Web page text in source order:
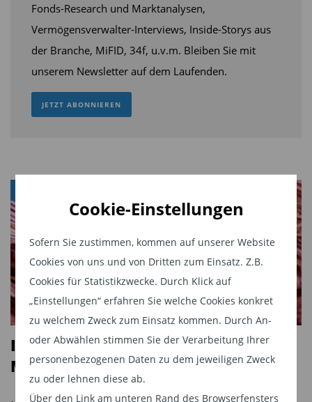
Cookie-Einstellungen
Sofern Sie zustimmen, kommen auf unserer Website
Cookies von uns und von Dritten zum Einsatz. Z.B.
Cookies für Statistikzwecke. Durch Klick auf
„Einstellungen“ erfahren Sie welche Cookies konkret
zu welchem Zweck zum Einsatz kommen. Durch An-
oder Abwählen stimmen Sie der Verarbeitung Ihrer
personenbezogenen Daten zu dem jeweiligen Zweck
zu oder lehnen diese ab.
Über den Link am unteren Rand des Browserfensters
Fonds-Research und Marktanalysen,
Vermögensverwalter-Interviews, Inside-Storys aus
der Branche, MiFID, 34f, u.v.m. Bleiben Sie mit
unserem Newsletter auf dem Laufenden.
JETZT ABONNIEREN
Investmentchance Kupfer: das
Metall für eine goldene Zukunft